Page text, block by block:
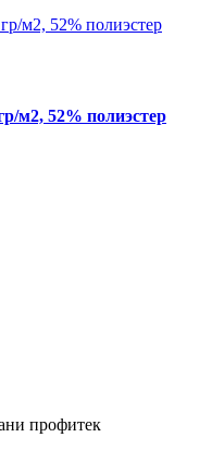
м2, 52% полиэстер
профитек